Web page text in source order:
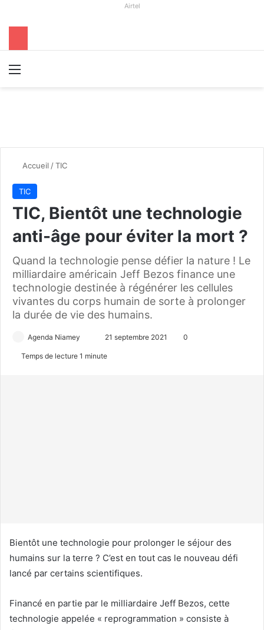
Airtel
Accueil /TIC
TIC
TIC, Bientôt une technologie
anti-âge pour éviter la mort ?
Quand la technologie pense défier la nature ! Le
milliardaire américain Jeff Bezos finance une
technologie destinée à régénérer les cellules
vivantes du corps humain de sorte à prolonger
la durée de vie des humains.
Agenda Niamey
n
l
21 septembre 2021 0
Temps de lecture 1 minute
Bientôt une technologie pour prolonger le séjour des
humains sur la terre ? C’est en tout cas le nouveau défi
lancé par certains scientifiques.
Financé en partie par le milliardaire Jeff Bezos, cette
technologie appelée « reprogrammation » consiste à